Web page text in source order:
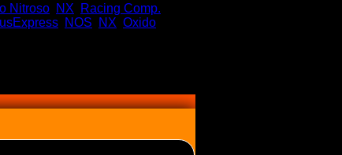
Nitroso NX Racing Comp.
NOS NX Oxido